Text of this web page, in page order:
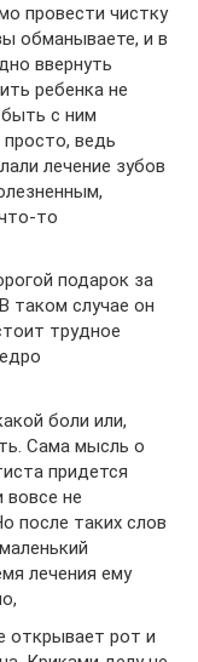
провести чистку
обманываете, и в
ввернуть
ребенка не
с ним
ведь
лечение зубов
то
подарок за
таком случае он
трудное
боли или,
Сама мысль о
придется
вовсе не
после таких слов
лечения ему
открывает рот и